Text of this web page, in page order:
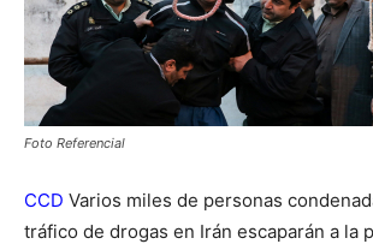
Foto Referencial
CCD Varios miles de personas
tráfico de drogas en Irán escaparán a la